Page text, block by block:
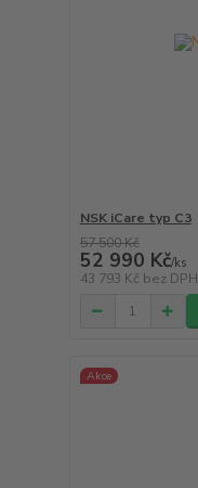
NSK iCare typ C3
57 500 Kč
52 990 Kč/ks
43 793 Kč bez DPH
Akce